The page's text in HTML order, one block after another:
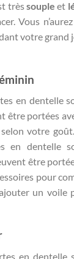
trèssouple et
Vous
votre grand
en dentelle
être portées
votre
en dentelle
être
pour
un voile
en dentelle